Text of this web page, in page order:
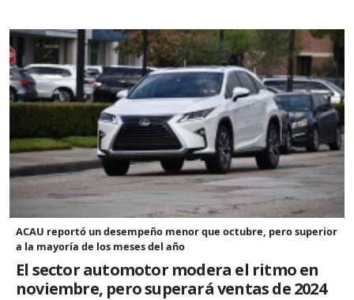
ACAU reportó un desempeño menor que octubre, pero superior
a la mayoría de los meses del año
El sector automotor modera el ritmo en
noviembre, pero superará ventas de 2024